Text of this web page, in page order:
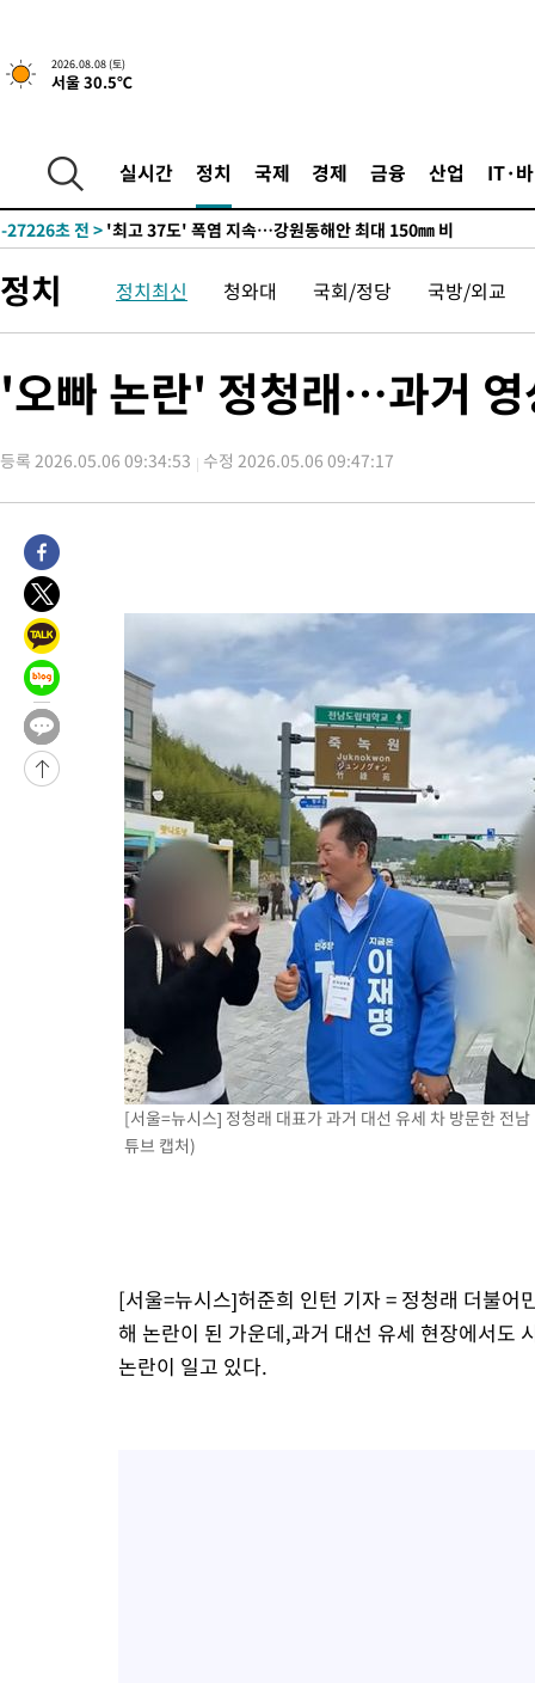
2026.08.08 (토)
서울 30.5℃
실시간 정치 국제 경제 금융 산업 IT·
-20372초 전 >
[속보]뉴욕증시 상승 마감…S&P 0.6% 나스닥 1.3%↑
-27226초 전 >
-20352초 전 > [속보]뉴욕증시 상승 마감…S&P 0.6% 나스닥 1.3%↑
-20372초 전 >
[속보]뉴욕증시 상승 마감…S&P 0.6% 나스닥 1.3%↑
정치 정치최신 청와대 국회/정당 국방/외교
'오빠 논란' 정청래…과거
등록 2026.05.06 09:34:53 수정 2026.05.06 09:47:17
[서울=뉴시스] 정청래 대표가 과거 대선 유세 차 방문한 전
튜브 캡처)
[서울=뉴시스]허준희 인턴 기자 = 정청래 더불
해 논란이 된 가운데,과거 대선 유세 현장에서도
논란이 일고 있다.